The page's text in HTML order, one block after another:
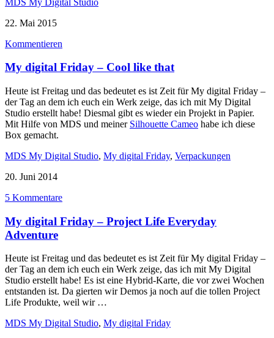
22. Mai 2015
Kommentieren
My digital Friday – Cool like that
Heute ist Freitag und das bedeutet es ist Zeit für My digital Friday –
der Tag an dem ich euch ein Werk zeige, das ich mit My Digital
Studio erstellt habe! Diesmal gibt es wieder ein Projekt in Papier.
Mit Hilfe von MDS und meiner Silhouette Cameo habe ich diese
Box gemacht.
MDS My Digital Studio, My digital Friday, Verpackungen
20. Juni 2014
5 Kommentare
My digital Friday – Project Life Everyday
Adventure
Heute ist Freitag und das bedeutet es ist Zeit für My digital Friday –
der Tag an dem ich euch ein Werk zeige, das ich mit My Digital
Studio erstellt habe! Es ist eine Hybrid-Karte, die vor zwei Wochen
entstanden ist. Da gierten wir Demos ja noch auf die tollen Project
Life Produkte, weil wir …
MDS My Digital Studio, My digital Friday